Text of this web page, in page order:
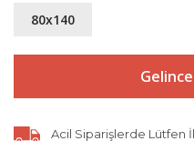
80x140
Acil Siparişlerde Lütfen